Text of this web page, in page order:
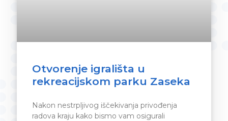
Otvorenje igrališta u
rekreacijskom parku Zaseka
Nakon nestrpljivog iščekivanja privođenja
radova kraju kako bismo vam osigurali